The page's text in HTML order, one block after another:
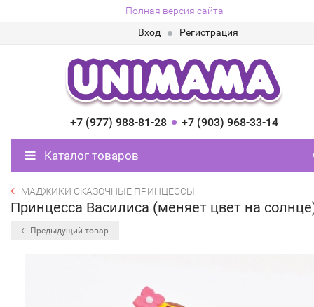
Полная версия сайта
Вход
Регистрация
+7 (977) 988-81-28 +7 (903) 968-33-14
Каталог товаров
МАДЖИКИ СКАЗОЧНЫЕ ПРИНЦЕССЫ
Принцесса Василиса (меняет цвет на
Предыдущий товар